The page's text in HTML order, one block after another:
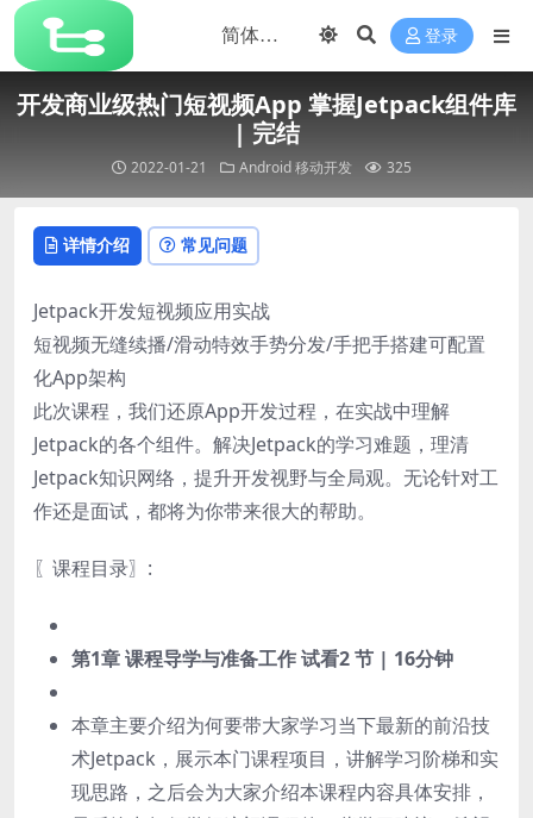
登录
开发商业级热门短视频App 掌握Jetpack组件库
| 完结
2022-01-21 Android移动开发 325
详情介绍 常见问题
Jetpack开发短视频应用实战
短视频无缝续播/滑动特效手势分发/手把手搭建可配置
化App架构
此次课程，我们还原App开发过程，在实战中理解
Jetpack的各个组件。解决Jetpack的学习难题，理清
Jetpack知识网络，提升开发视野与全局观。无论针对工
作还是面试，都将为你带来很大的帮助。
〖课程目录〗:
第1章 课程导学与准备工作试看2 节 | 16分钟
本章主要介绍为何要带大家学习当下最新的前沿技
术Jetpack，展示本门课程项目，讲解学习阶梯和实
现思路，之后会为大家介绍本课程内容具体安排，